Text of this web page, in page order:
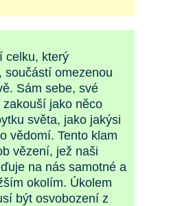
celku, který
součástí omezenou
Sám sebe, své
jako něco
světa, jako jakýsi
vědomí. Tento klam
vězení, jež naši
na nás samotné a
okolím. Úkolem
být osvobození z